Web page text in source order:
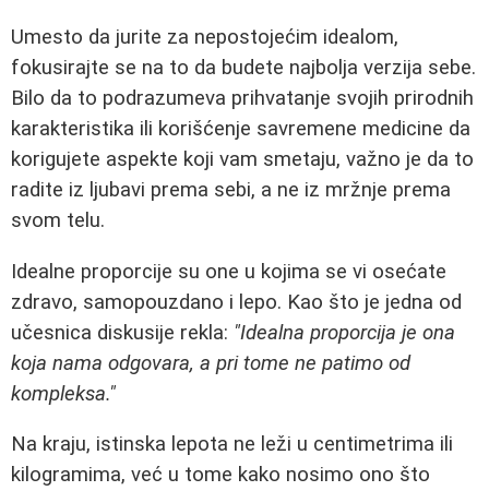
Umesto da jurite za nepostojećim idealom,
fokusirajte se na to da budete najbolja verzija sebe.
Bilo da to podrazumeva prihvatanje svojih prirodnih
karakteristika ili korišćenje savremene medicine da
korigujete aspekte koji vam smetaju, važno je da to
radite iz ljubavi prema sebi, a ne iz mržnje prema
svom telu.
Idealne proporcije su one u kojima se vi osećate
zdravo, samopouzdano i lepo. Kao što je jedna od
učesnica diskusije rekla: "Idealna proporcija je ona
koja nama odgovara, a pri tome ne patimo od
kompleksa."
Na kraju, istinska lepota ne leži u centimetrima ili
kilogramima, već u tome kako nosimo ono što